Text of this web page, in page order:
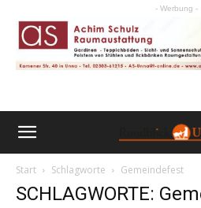
- Werbung -
Start Schlagworte Gemeindefest
SCHLAGWORTE: